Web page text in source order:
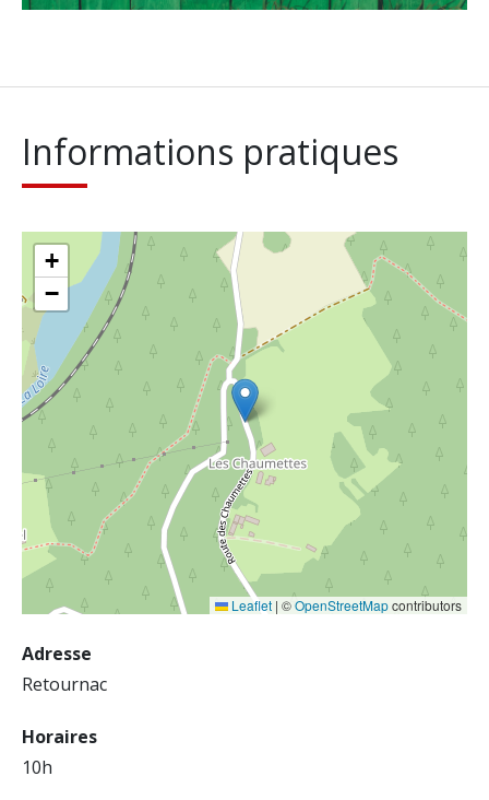
Informations pratiques
+
−
Leaflet | ©OpenStreetMapcontributors
Adresse
Retournac
Horaires
10h